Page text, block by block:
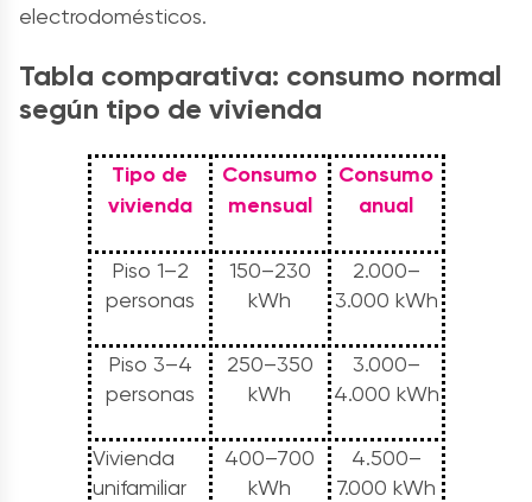
electrodomésticos.
Tabla comparativa: consumo normal
según tipo de vivienda
Tipo de
vivienda
Consumo
mensual
Consumo
anual
Piso 1–2
personas
150–230
kWh
2.000–
3.000 kWh
Piso 3–4
personas
250–350
kWh
3.000–
4.000 kWh
Vivienda
unifamiliar
400–700
kWh
4.500–
7.000 kWh